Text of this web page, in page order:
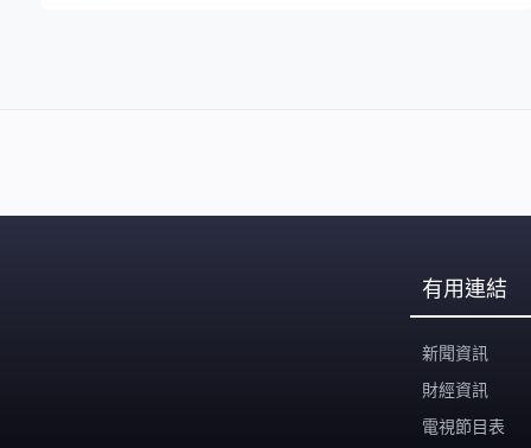
有用連結
新聞資訊
財經資訊
電視節目表